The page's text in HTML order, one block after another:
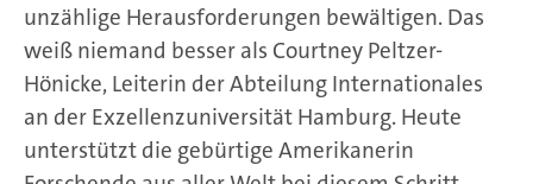
unzählige Herausforderungen bewältigen. Das
weiß niemand besser als Courtney Peltzer-
Hönicke, Leiterin der Abteilung Internationales
an der Exzellenzuniversität Hamburg. Heute
unterstützt die gebürtige Amerikanerin